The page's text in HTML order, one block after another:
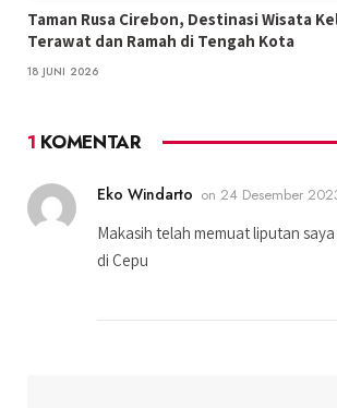
Taman Rusa Cirebon, Destinasi Wisata
Terawat dan Ramah di Tengah Kota
18 JUNI 2026
1 KOMENTAR
Eko Windarto on 24 Desember
Makasih telah memuat liputan
di Cepu